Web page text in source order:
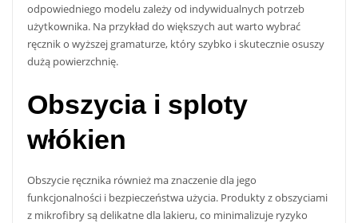
odpowiedniego modelu zależy od indywidualnych potrzeb
użytkownika. Na przykład do większych aut warto wybrać
ręcznik o wyższej gramaturze, który szybko i skutecznie osuszy
dużą powierzchnię.
Obszycia i sploty
włókien
Obszycie ręcznika również ma znaczenie dla jego
funkcjonalności i bezpieczeństwa użycia. Produkty z obszyciami
z mikrofibry są delikatne dla lakieru, co minimalizuje ryzyko